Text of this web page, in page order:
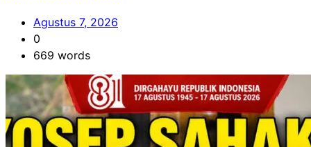
Agustus 7, 2026
0
669 words